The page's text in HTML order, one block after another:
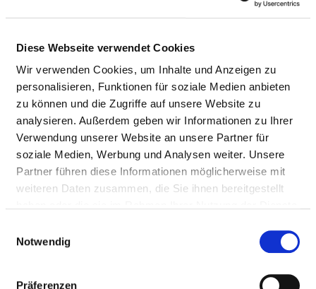
Diese Webseite verwendet Cookies
Wir verwenden Cookies, um Inhalte und Anzeigen zu
personalisieren, Funktionen für soziale Medien anbieten
zu können und die Zugriffe auf unsere Website zu
analysieren. Außerdem geben wir Informationen zu Ihrer
Verwendung unserer Website an unsere Partner für
soziale Medien, Werbung und Analysen weiter. Unsere
Partner führen diese Informationen möglicherweise mit
weiteren Daten zusammen, die Sie ihnen bereitgestellt
Notwendig
Präferenzen
Karte vergrößern